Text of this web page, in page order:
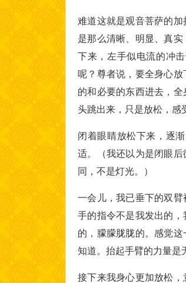
难道这就是观音菩萨的
是那么清晰、明显、真
下来，左手似电流的冲
呢？尊者说，要全身心
的和必要的东西进去，
头跳出来，只是放松，感
闭着眼睛放松下来，逐
适。（我还以为是闭眼
同，不是灯光。）
一会儿，我已垂下的双
手的指令不是我发出的
的，朦朦胧胧的。感觉
知道。抬起手臂的力量是
接下来我身心更加放松